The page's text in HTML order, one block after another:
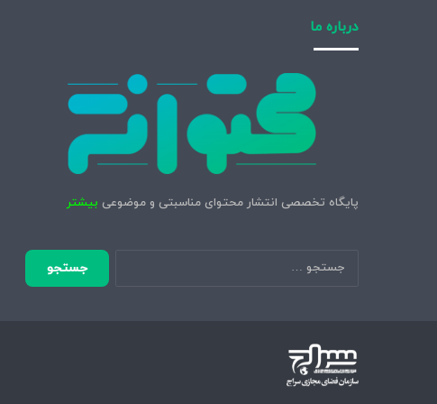
درباره ما
پایگاه تخصصی انتشار محتوای مناسبتی و موضوعی بیشتر
جستجو
برای: